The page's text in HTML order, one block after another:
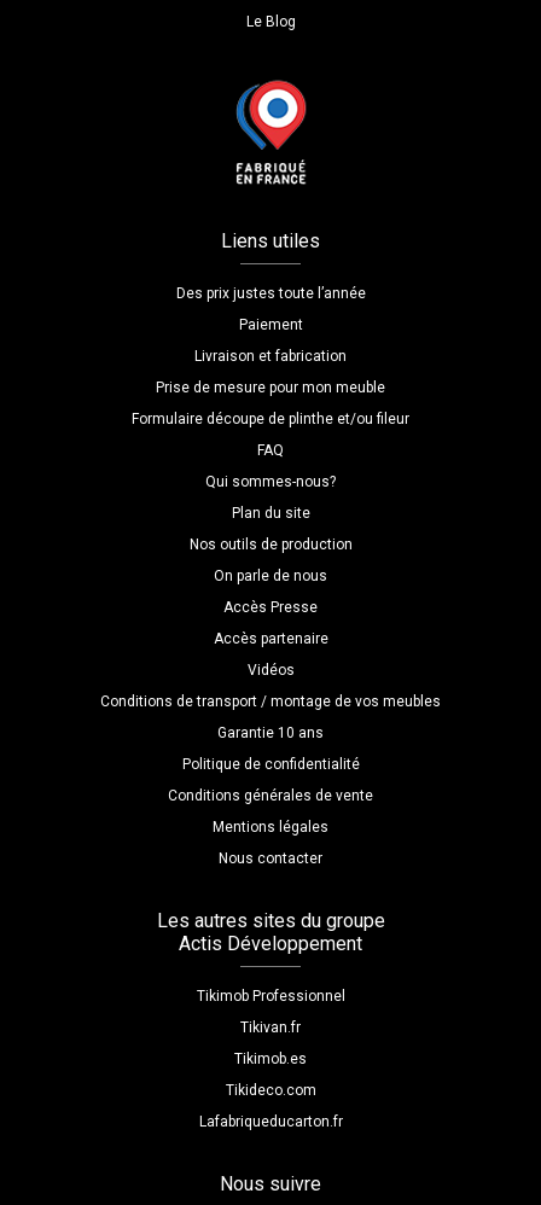
Le Blog
Liens utiles
Des prix justes toute l’année
Paiement
Livraison et fabrication
Prise de mesure pour mon meuble
Formulaire découpe de plinthe et/ou fileur
FAQ
Qui sommes-nous?
Plan du site
Nos outils de production
On parle de nous
Accès Presse
Accès partenaire
Vidéos
Conditions de transport / montage de vos meubles
Garantie 10 ans
Politique de confidentialité
Conditions générales de vente
Mentions légales
Nous contacter
Les autres sites du groupe
Actis Développement
Tikimob Professionnel
Tikivan.fr
Tikimob.es
Tikideco.com
Lafabriqueducarton.fr
Nous suivre